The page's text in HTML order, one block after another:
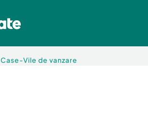
Case-Vile de vanzare